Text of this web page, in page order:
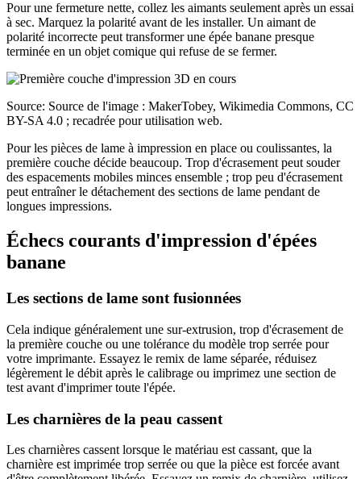
Pour une fermeture nette, collez les aimants seulement après un essai
à sec. Marquez la polarité avant de les installer. Un aimant de
polarité incorrecte peut transformer une épée banane presque
terminée en un objet comique qui refuse de se fermer.
Source: Source de l'image : MakerTobey, Wikimedia Commons, CC
BY-SA 4.0 ; recadrée pour utilisation web.
Pour les pièces de lame à impression en place ou coulissantes, la
première couche décide beaucoup. Trop d'écrasement peut souder
des espacements mobiles minces ensemble ; trop peu d'écrasement
peut entraîner le détachement des sections de lame pendant de
longues impressions.
Échecs courants d'impression d'épées
banane
Les sections de lame sont fusionnées
Cela indique généralement une sur-extrusion, trop d'écrasement de
la première couche ou une tolérance du modèle trop serrée pour
votre imprimante. Essayez le remix de lame séparée, réduisez
légèrement le débit après le calibrage ou imprimez une section de
test avant d'imprimer toute l'épée.
Les charnières de la peau cassent
Les charnières cassent lorsque le matériau est cassant, que la
charnière est imprimée trop serrée ou que la pièce est forcée avant